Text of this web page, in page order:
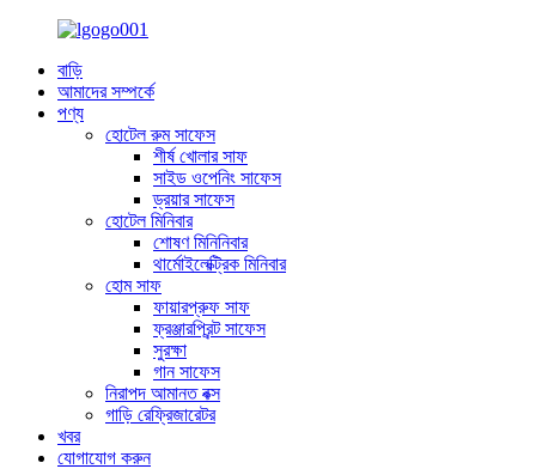
বাড়ি
আমাদের সম্পর্কে
পণ্য
হোটেল রুম সাফেস
শীর্ষ খোলার সাফ
সাইড ওপেনিং সাফেস
ড্রয়ার সাফেস
হোটেল মিনিবার
শোষণ মিনিনিবার
থার্মোইলেক্ট্রিক মিনিবার
হোম সাফ
ফায়ারপ্রুফ সাফ
ফ্রঞ্জারপ্রিন্ট সাফেস
সুরক্ষা
গান সাফেস
নিরাপদ আমানত বক্স
গাড়ি রেফ্রিজারেটর
খবর
যোগাযোগ করুন